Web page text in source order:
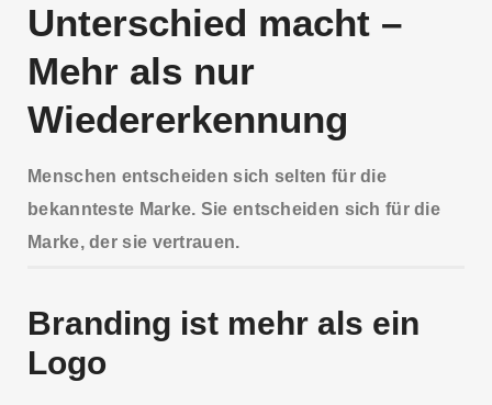
Unterschied macht –
Mehr als nur
Wiedererkennung
Menschen entscheiden sich selten für die
bekannteste Marke. Sie entscheiden sich für die
Marke, der sie vertrauen.
Branding ist mehr als ein
Logo